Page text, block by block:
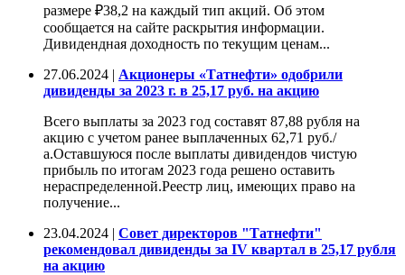
размере ₽38,2 на каждый тип акций. Об этом
сообщается на сайте раскрытия информации.
Дивидендная доходность по текущим ценам...
27.06.2024 | Акционеры «Татнефти» одобрили
дивиденды за 2023 г. в 25,17 руб. на акцию
Всего выплаты за 2023 год составят 87,88 рубля на
акцию с учетом ранее выплаченных 62,71 руб./
а.Оставшуюся после выплаты дивидендов чистую
прибыль по итогам 2023 года решено оставить
нераспределенной.Реестр лиц, имеющих право на
получение...
23.04.2024 | Совет директоров "Татнефти"
рекомендовал дивиденды за IV квартал в 25,17 рубля
на акцию